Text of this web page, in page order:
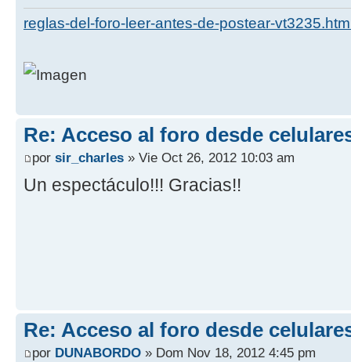
reglas-del-foro-leer-antes-de-postear-
Re: Acceso al foro desde
por sir_charles » Vie Oct 26, 2012 10:03 am
Un espectáculo!!! Gracias!!
Re: Acceso al foro desde
por DUNABORDO » Dom Nov 18, 2012 4:45 pm